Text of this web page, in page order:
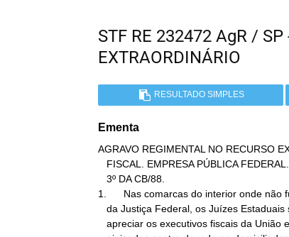
STF RE 232472 AgR / SP
EXTRAORDINÁRIO
RESULTADO SIMPLES
Ementa
AGRAVO REGIMENTAL NO RECURSO
1.      Nas comarcas do interior onde não